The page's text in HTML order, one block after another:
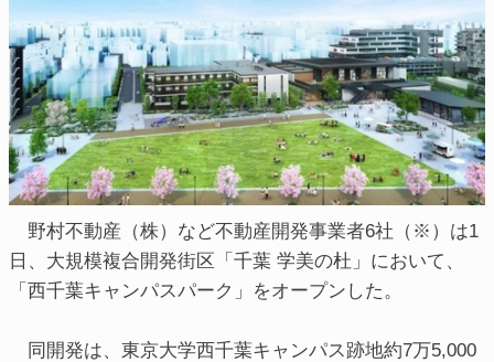
野村不動産（株）など不動産開発事業者6社（※）は1
日、大規模複合開発街区「千葉 学美の杜」において、
「西千葉キャンパスパーク」をオープンした。
同開発は、東京大学西千葉キャンパス跡地約7万5,000